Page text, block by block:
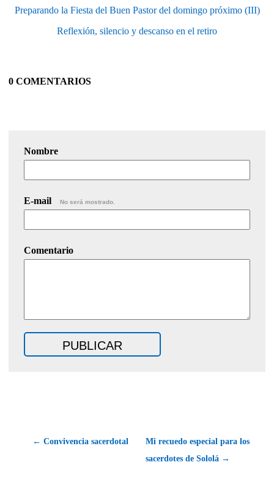
Preparando la Fiesta del Buen Pastor del domingo próximo (III)
Reflexión, silencio y descanso en el retiro
0 COMENTARIOS
Nombre
E-mail No será mostrado.
Comentario
← Convivencia sacerdotal
Mi recuedo especial para los
sacerdotes de Sololá →